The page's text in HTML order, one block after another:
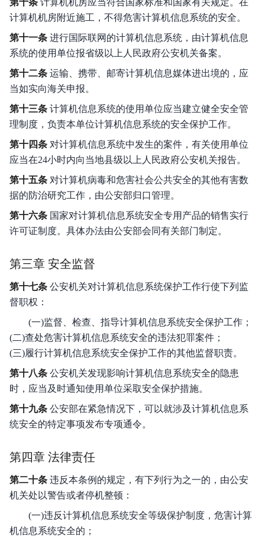
第十条 计算机机房应当符合国家标准和国家有关规定。在
计算机机房附近施工，不得危害计算机信息系统的安全。
第十一条 进行国际联网的计算机信息系统，由计算机信息
系统的使用单位报省级以上人民政府公安机关备案。
第十二条 运输、携带、邮寄计算机信息媒体进出境的，应
当如实向海关申报。
第十三条 计算机信息系统的使用单位应当建立健全安全管
理制度，负责本单位计算机信息系统的安全保护工作。
第十四条 对计算机信息系统中发生的案件，有关使用单位
应当在24小时内向当地县级以上人民政府公安机关报告。
第十五条 对计算机病毒和危害社会公共安全的其他有害数
据的防治研究工作，由公安部归口管理。
第十六条 国家对计算机信息系统安全专用产品的销售实行
许可证制度。具体办法由公安部会同有关部门制定。
第三章 安全监督
第十七条 公安机关对计算机信息系统保护工作行使下列监
督职权：
(一)监督、检查、指导计算机信息系统安全保护工作；
(二)查处危害计算机信息系统安全的违法犯罪案件；
(三)履行计算机信息系统安全保护工作的其他监督职责。
第十八条 公安机关发现影响计算机信息系统安全的隐患
时，应当及时通知使用单位采取安全保护措施。
第十九条 公安部在紧急情况下，可以就涉及计算机信息系
统安全的特定事项发布专项通令。
第四章 法律责任
第二十条 违反本条例的规定，有下列行为之一的，由公安
机关处以警告或者停机整顿：
(一)违反计算机信息系统安全等级保护制度，危害计算
机信息系统安全的；